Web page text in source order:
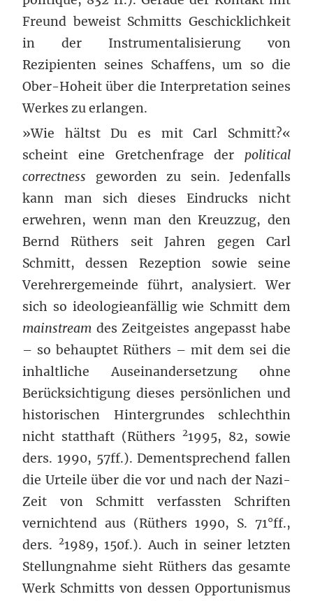
Freund beweist Schmitts Geschicklichkeit
in der Instrumentalisierung von
Rezipienten seines Schaffens, um so die
Ober-Hoheit über die Interpretation seines
Werkes zu erlangen.
»Wie hältst Du es mit Carl Schmitt?«
scheint eine Gretchenfrage der political
correctness geworden zu sein. Jedenfalls
kann man sich dieses Eindrucks nicht
erwehren, wenn man den Kreuzzug, den
Bernd Rüthers seit Jahren gegen Carl
Schmitt, dessen Rezeption sowie seine
Verehrergemeinde führt, analysiert. Wer
sich so ideologieanfällig wie Schmitt dem
mainstream des Zeitgeistes angepasst habe
– so behauptet Rüthers – mit dem sei die
inhaltliche Auseinandersetzung ohne
Berücksichtigung dieses persönlichen und
historischen Hintergrundes schlechthin
nicht statthaft (Rüthers
21995, 82, sowie
ders. 1990, 57ff.). Dementsprechend fallen
die Urteile über die vor und nach der Nazi-
Zeit von Schmitt verfassten Schriften
vernichtend aus (Rüthers 1990, S. 71°ff.,
ders. 21989, 150f.). Auch in seiner letzten
Stellungnahme sieht Rüthers das gesamte
Werk Schmitts von dessen Opportunismus